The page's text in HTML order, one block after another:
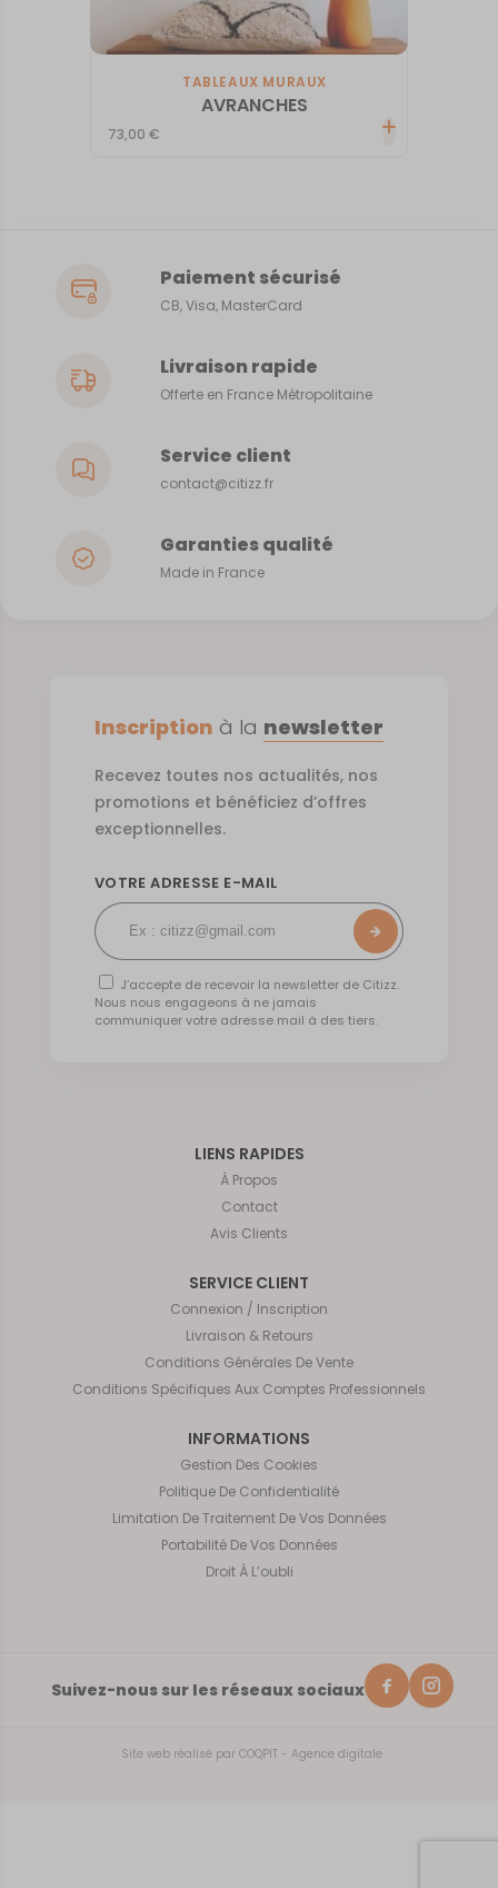
TABLEAUX MURAUX
AVRANCHES
73,00€
Paiement sécurisé
CB, Visa, MasterCard
Livraison rapide
Offerte en France Métropolitaine
Service client
contact@citizz.fr
Garanties qualité
Made in France
LIENS RAPIDES
À Propos
Contact
Avis Clients
SERVICE CLIENT
Connexion / Inscription
Livraison & Retours
Conditions Générales De Vente
Conditions Spécifiques Aux Comptes Professionnels
INFORMATIONS
Gestion Des Cookies
Politique De Confidentialité
Limitation De Traitement De Vos Données
Portabilité De Vos Données
Droit À L’oubli
Suivez-nous sur les réseaux sociaux
Site web réalisé par COQPIT - Agence digitale
Inscription à la newsletter
Recevez toutes nos actualités, nos
promotions et bénéficiez d’offres
exceptionnelles.
VOTRE ADRESSE E-MAIL
J’accepte de recevoir la newsletter de Citizz.
Nous nous engageons à ne jamais
communiquer votre adresse mail à des tiers.